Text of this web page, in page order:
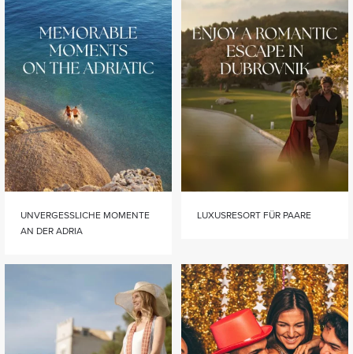
UNVERGESSLICHE MOMENTE
AN DER ADRIA
LUXUSRESORT FÜR PAARE